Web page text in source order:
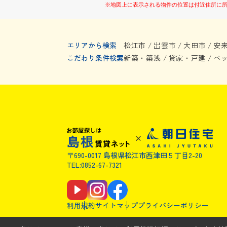
※地図上に表示される物件の位置は付近住所に
エリアから検索 松江市 / 出雲市 / 大田市 / 安
こだわり条件検索新築・築浅 / 貸家・戸建 / ペ
〒690-0017 島根県松江市西津田５丁目2-20
TEL:0852-67-7321
利用規約サイトマッププライバシーポリシー